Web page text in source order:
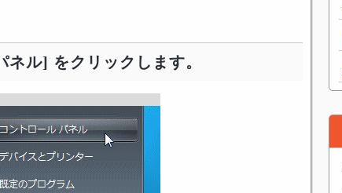
ル] をクリックします。